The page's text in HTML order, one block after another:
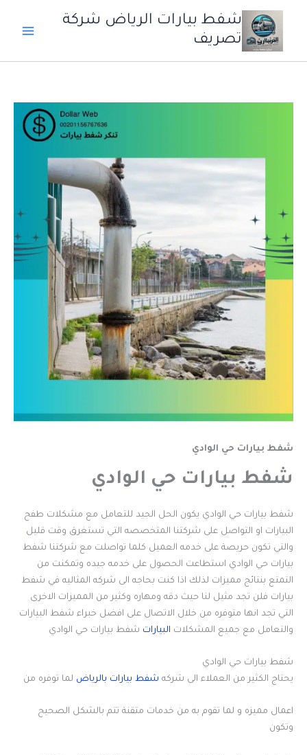
المحتوى
شفط بيارات الرياض شركة
تصريف
شفط بيارات حي الوادي
شفط بيارات حي الوادي
شفط بيارات حي الوادي يكون الحل الجيد للتعامل مع مشكلات طفح
البيارات او التواصل على شركتنا المتخصصه التي تستغرق وقت قليل
والتي تكون حريصة على خدمه العميل كلما تواصلت مع شركتنا شفط
بيارات حي الوادي استطاعت الحصول على خدمه جيده وتمكنت من
التمتع بنتائج مميزات لذلك اذا كنت بحاجه الى شركه المثاليه في شفط
بيارات فلن تجد مثيل لنا حيث دقه ومهاره وكثير من المميزات الاخرى
التي تجد انها متوفره من خلال الاتصال على افضل خبراء شفط البيارات
والتعامل مع جميع المشكلات البيارات شفط بيارات حي الوادي
شفط بيارات حي الوادي
يحتاج الكثير من العملاء الى شركه شفط بيارات بالرياض لما توفره من
اعمال مميزه و لما تقوم به من خدمات متقنة تتم بالشكل الصحيح
وتكون